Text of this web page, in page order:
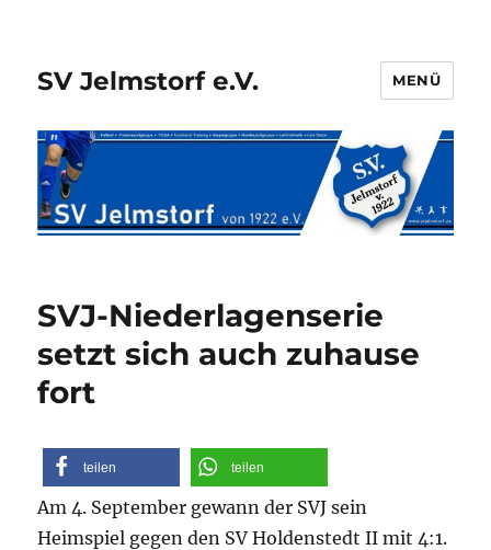
SV Jelmstorf e.V. MENÜ
SVJ-Niederlagenserie
setzt sich auch zuhause
fort
teilen teilen
Am 4. September gewann der SVJ sein
Heimspiel gegen den SV Holdenstedt II mit 4:1.